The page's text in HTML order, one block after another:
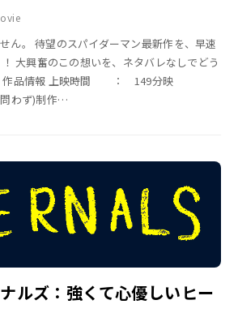
ん。 待望のスパイダーマン最新作を、早速
大興奮のこの想いを、ネタバレなしでどう
作品情報 上映時間 ： 149分映
ず)制作…
ルズ：強くて心優しいヒー